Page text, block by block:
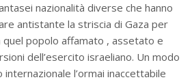
nazionalità diverse che hanno
antistante la striscia di Gaza per
popolo affamato , assetato e
dell’esercito israeliano. Un modo
l’ormai inaccettabile